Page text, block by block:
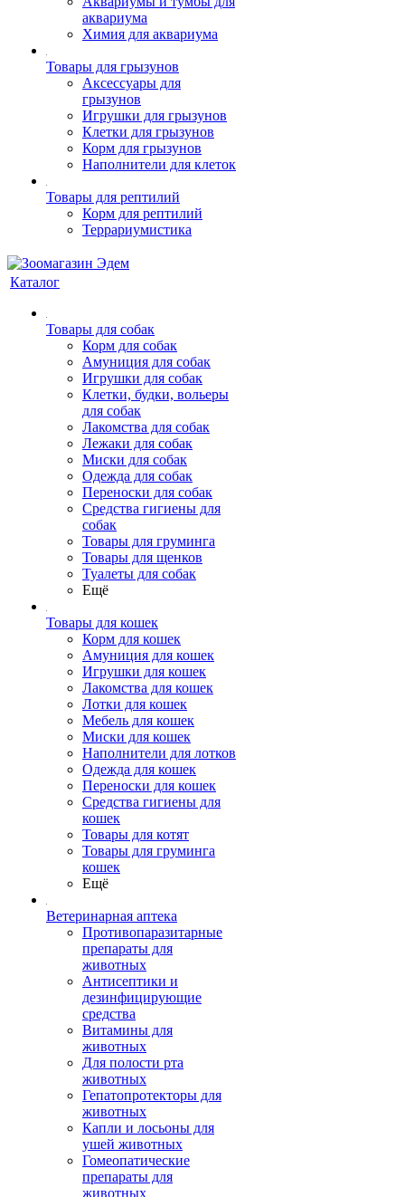
аквариума
Химия для аквариума
Товары для грызунов
Аксессуары для
грызунов
Игрушки для грызунов
Клетки для грызунов
Корм для грызунов
Наполнители для клеток
Товары для рептилий
Корм для рептилий
Террариумистика
Каталог
Товары для собак
Корм для собак
Амуниция для собак
Игрушки для собак
Клетки, будки, вольеры
для собак
Лакомства для собак
Лежаки для собак
Миски для собак
Одежда для собак
Переноски для собак
Средства гигиены для
собак
Товары для груминга
Товары для щенков
Туалеты для собак
Ещё
Товары для кошек
Корм для кошек
Амуниция для кошек
Игрушки для кошек
Лакомства для кошек
Лотки для кошек
Мебель для кошек
Миски для кошек
Наполнители для лотков
Одежда для кошек
Переноски для кошек
Средства гигиены для
кошек
Товары для котят
Товары для груминга
кошек
Ещё
Ветеринарная аптека
Противопаразитарные
препараты для
животных
Антисептики и
дезинфицирующие
средства
Витамины для
животных
Для полости рта
животных
Гепатопротекторы для
животных
Капли и лосьоны для
ушей животных
Гомеопатические
препараты для
животных